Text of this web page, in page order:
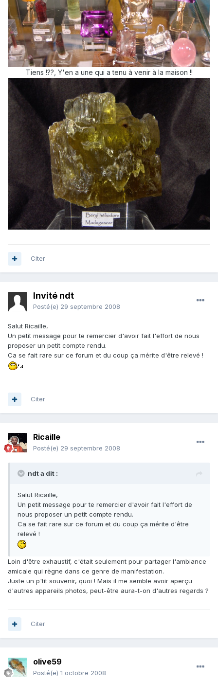
Tiens !??, Y'en a une qui a tenu à venir à la maison !!
Citer
Invité ndt
Posté(e) 29 septembre 2008
Salut Ricaille,
Un petit message pour te remercier d'avoir fait l'effort de nous
proposer un petit compte rendu.
Ca se fait rare sur ce forum et du coup ça mérite d'être relevé !
Citer
Ricaille
Posté(e) 29 septembre 2008
ndt a dit :
Salut Ricaille,
Un petit message pour te remercier d'avoir fait l'effort de
nous proposer un petit compte rendu.
Ca se fait rare sur ce forum et du coup ça mérite d'être
relevé !
Loin d'être exhaustif, c'était seulement pour partager l'ambiance
amicale qui règne dans ce genre de manifestation.
Juste un p'tit souvenir, quoi ! Mais il me semble avoir aperçu
d'autres appareils photos, peut-être aura-t-on d'autres regards ?
Citer
olive59
Posté(e) 1 octobre 2008